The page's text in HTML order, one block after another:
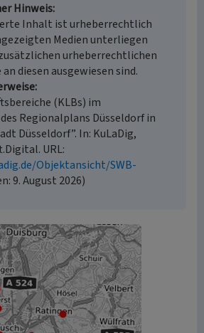
Hinweis
Inhalt ist urheberrechtlich
Medien unterliegen
urheberrechtlichen
diesen ausgewiesen sind.
(KLBs) im
Regionalplans Düsseldorf in
Düsseldorf”. In: KuLaDig,
URL:
Objektansicht/SWB-
9. August 2026)